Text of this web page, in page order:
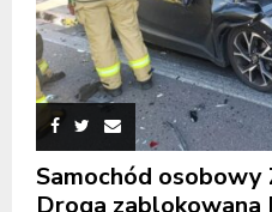
Samochód osobowy
Droga zablokowana